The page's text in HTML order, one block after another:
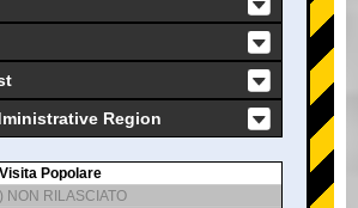
Region
Popolare
NON RILASCIATO